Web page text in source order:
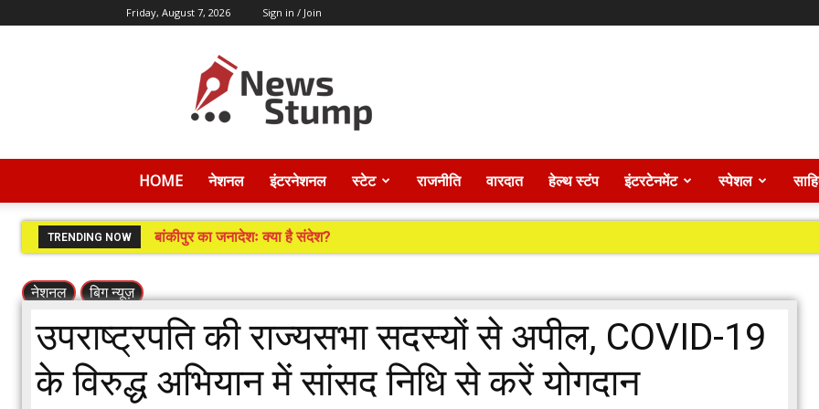
Friday, August 7, 2026 Sign in / Join
Stump
HOME नेशनल इंटरनेशनल स्टेट राजनीति वारदात हेल्थ स्टंप इंटरटेनमेंट स्पेशल
TRENDING NOW बांकीपुर का जनादेशः क्या है संदेश?
नेशनल बिग न्यूज़
उपराष्ट्रपति की राज्यसभा सदस्यों से अपील, COVID-19
के विरुद्ध अभियान में सांसद निधि से करें योगदान